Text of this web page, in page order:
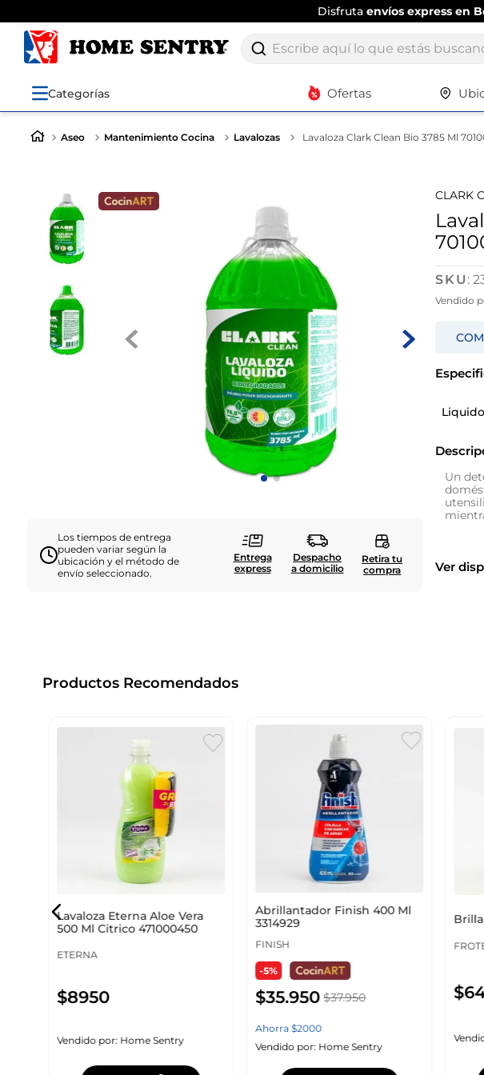
Disfruta envíos express en
Escribe aquí lo que estás buscando
Categorías Ofertas
Aseo Mantenimiento Cocina Lavalozas Lavaloza Clark Clean Bio 3785 Ml
Los tiempos de entrega
pueden variar según la
ubicación y el método de
envío seleccionado.
Entrega
express
Despacho
a domicilio
Retira tu
compra
CLARK
:
Vendido
Un
Ver
Productos Recomendados
Lavaloza Eterna Aloe Vera
500 Ml Citrico 471000450
ETERNA
$8950
Vendido por: Home Sentry
Abrillantador Finish 400 Ml
3314929
FINISH
-5%
$35.950 $37.950
Ahorra$2000
Vendido por: Home Sentry
$
Términos más
silla
closet
espejo
vajillas
.
zapatero